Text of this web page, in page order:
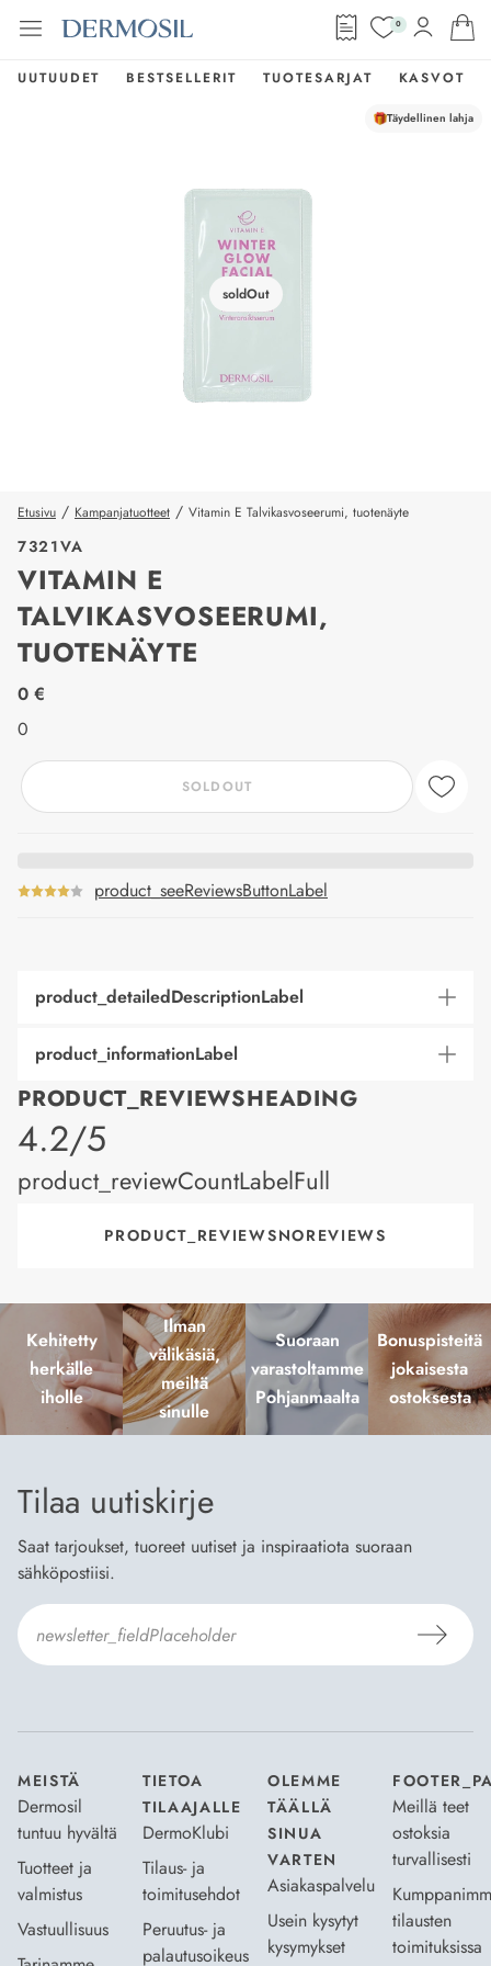
0
UUTUUDET BESTSELLERIT TUOTESARJAT KASVOT
soldOut
Täydellinen lahja
Etusivu / Kampanjatuotteet / Vitamin E Talvikasvoseerumi, tuotenäyte
7321VA
VITAMIN E
TALVIKASVOSEERUMI,
TUOTENÄYTE
price_label
0 €
0
SOLDOUT
product_seeReviewsButtonLabel
product_detailedDescriptionLabel
product_informationLabel
PRODUCT_REVIEWSHEADING
product_rating
4.2/5
product_reviewCountLabelFull
PRODUCT_REVIEWSNOREVIEWS
Kehitetty
herkälle
iholle
Ilman
välikäsiä,
meiltä
sinulle
Suoraan
varastoltamme
Pohjanmaalta
Bonuspisteitä
jokaisesta
ostoksesta
Tilaa uutiskirje
Saat tarjoukset, tuoreet uutiset ja inspiraatiota suoraan
sähköpostiisi.
MEISTÄ
Dermosil
tuntuu hyvältä
Tuotteet ja
valmistus
Vastuullisuus
TIETOA
TILAAJALLE
DermoKlubi
Tilaus- ja
toimitusehdot
Peruutus- ja
palautusoikeus
OLEMME
TÄÄLLÄ
SINUA
VARTEN
Asiakaspalvelu
Usein kysytyt
kysymykset
Meillä teet
ostoksia
turvallisesti
tilausten
toimituksissa